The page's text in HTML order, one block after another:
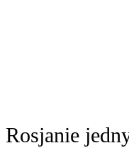
Rosjanie